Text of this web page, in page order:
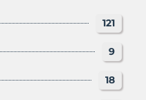
121
9
18